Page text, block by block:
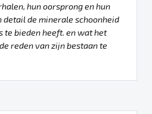
hun oorsprong en hun
detail de minerale schoonheid
te bieden heeft. en wat het
reden van zijn bestaan te